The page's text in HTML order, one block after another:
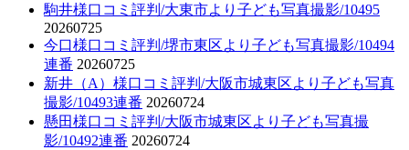
駒井様口コミ評判/大東市より子ども写真撮影/10495
20260725
今口様口コミ評判/堺市東区より子ども写真撮影/10494
連番 20260725
新井（A）様口コミ評判/大阪市城東区より子ども写真
撮影/10493連番 20260724
懸田様口コミ評判/大阪市城東区より子ども写真撮
影/10492連番 20260724